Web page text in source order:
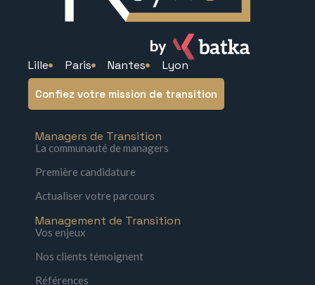
Lille Paris Nantes Lyon
Confiez votre mission de transition
Managers de Transition
La communauté de managers
Première candidature
Actualiser votre parcours
Management de Transition
Vos enjeux
Nos clients témoignent
Références